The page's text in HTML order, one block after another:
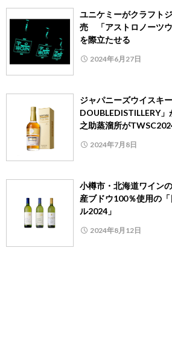
ユニケミーがクラフト
売 「アストロノーツ
を際立たせる
2024年6月27日
ジャパニーズウイスキ
DOUBLEDISTILLERY
之助蒸溜所が
2024年7月8日
小樽市・北海道ワイン
産ブドウ100％使用の
ル2024」
2024年8月12日